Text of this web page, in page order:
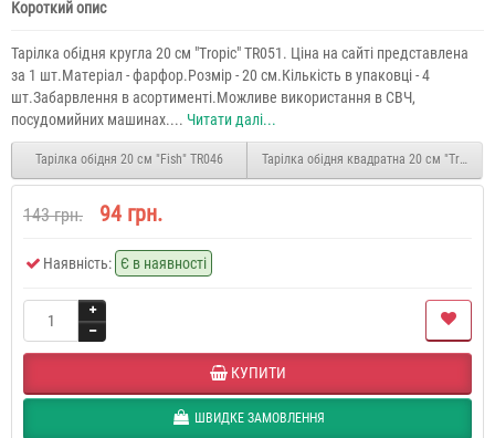
Короткий опис
Тарілка обідня кругла 20 см "Tropic" TR051. Ціна на сайті представлена
за 1 шт.Матеріал - фарфор.Розмір - 20 см.Кількість в упаковці - 4
шт.Забарвлення в асортименті.Можливе використання в СВЧ,
посудомийних машинах.... Читати далі...
Тарілка обідня 20 см "Fish" TR046 Тарілка обідня квадратна 20 см "Tropic"
143 грн. 94 грн.
Наявність: Є в наявності
КУПИТИ
ШВИДКЕ ЗАМОВЛЕННЯ